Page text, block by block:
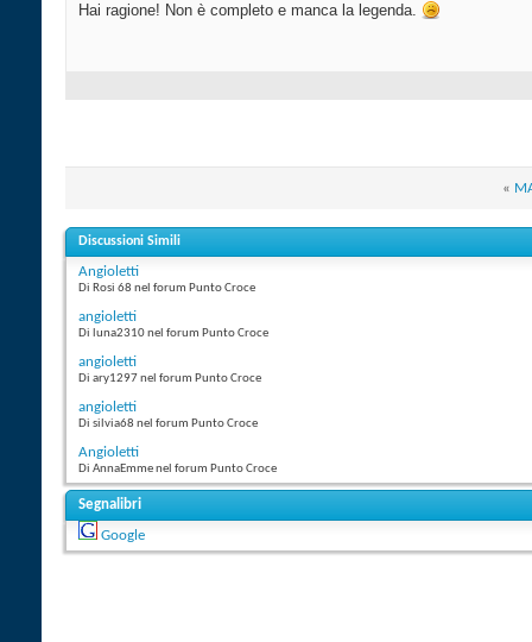
Hai ragione! Non è completo e manca la legenda.
«
Discussioni Simili
Angioletti
Di Rosi 68 nel forum Punto Croce
angioletti
Di luna2310 nel forum Punto Croce
angioletti
Di ary1297 nel forum Punto Croce
angioletti
Di silvia68 nel forum Punto Croce
Angioletti
Di AnnaEmme nel forum Punto Croce
Segnalibri
Google